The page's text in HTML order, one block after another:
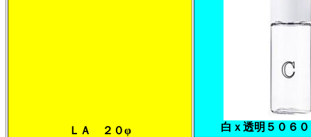
ＬＡ ２０φ
白ｘ透明５０６